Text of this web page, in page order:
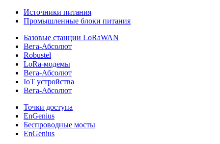
Источники питания
Промышленные блоки питания
Базовые станции LoRaWAN
Вега-Абсолют
Robustel
LoRa-модемы
Вега-Абсолют
IoT устройства
Вега-Абсолют
Точки доступа
EnGenius
Беспроводные мосты
EnGenius